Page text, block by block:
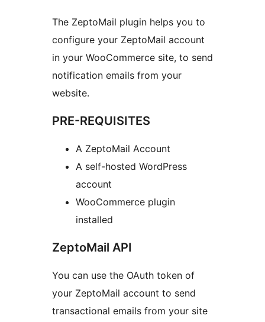
The ZeptoMail plugin helps you to
configure your ZeptoMail account
in your WooCommerce site, to send
notification emails from your
website.
PRE-REQUISITES
A ZeptoMail Account
A self-hosted WordPress
account
WooCommerce plugin
installed
ZeptoMail API
You can use the OAuth token of
your ZeptoMail account to send
transactional emails from your site